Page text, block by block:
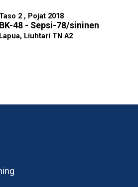
Taso 2 , Pojat 2018
BK-48 - Sepsi-78/sininen
Lapua, Liuhtari TN A2